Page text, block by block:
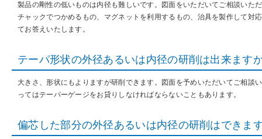
製品の剛性の低いものは内径も難しいです。図面をいただいてご相談いた
チャックでつかめるもの、マグネットを利用するもの、治具を製作して対
てお答えいたします。
テーパ形状の外径あるいは内径の研削は出来ます
大きさ、形状にもよりますが研削できます。図面を予めいただいてご相談
ってはテーパーゲージをお貸りしなければならないこともあります。
偏芯した部分の外径あるいは内径の研削はできま